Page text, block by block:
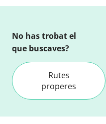
No has trobat el
que buscaves?
Rutes
properes